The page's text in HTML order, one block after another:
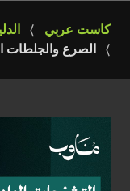
كاست عربي
الصرع والجلطات